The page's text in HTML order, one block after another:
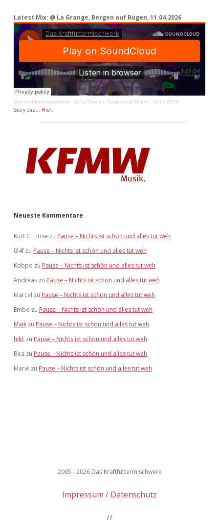
Latest Mix: @ La Grange, Bergen auf Rügen, 11.04.2026
Das Kraftfuttermischwerk · @ La Grange, Bergen auf Rügen, 11.04.2026
Story dazu: Hier.
Neueste Kommentare
Kurt C. Hose zu Pause – Nichts ist schön und alles tut weh
0l4f zu Pause – Nichts ist schön und alles tut weh
Kobpo zu Pause – Nichts ist schön und alles tut weh
Andreas zu Pause – Nichts ist schön und alles tut weh
Marcel zu Pause – Nichts ist schön und alles tut weh
Embo zu Pause – Nichts ist schön und alles tut weh
Maik zu Pause – Nichts ist schön und alles tut weh
hikE zu Pause – Nichts ist schön und alles tut weh
Bea zu Pause – Nichts ist schön und alles tut weh
Marie zu Pause – Nichts ist schön und alles tut weh
2005 - 2026 Das Kraftfuttermischwerk
Impressum Datenschutz